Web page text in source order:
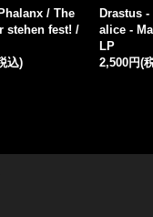
Dark Fog Eruption - A
Drizzly Rain / ProTape